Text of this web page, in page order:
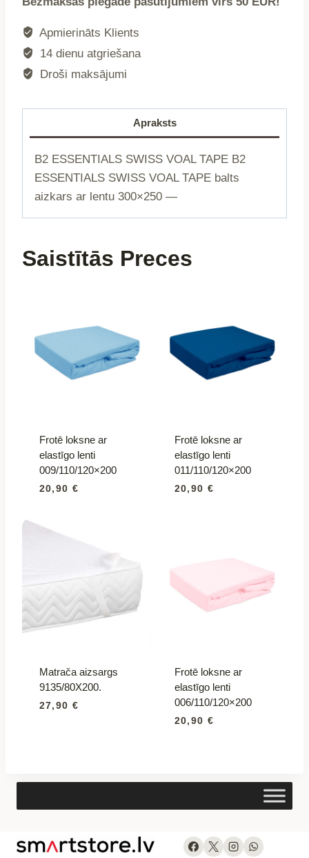
VOAL
TAPE
|
ESSENTIALS
TAPE
|
balts
aizkars
300x250
daudzums
Apmierināts Klients
14 dienu atgriešana
Droši maksājumi
Apraksts
B2 ESSENTIALS SWISS VOAL TAPE B2
ESSENTIALS SWISS VOAL TAPE balts
aizkars ar lentu 300×250 —
Saistītās Preces
Frotē loksne ar
elastīgo lenti
009/110/120×200
20,90 €
Frotē loksne ar
elastīgo lenti
011/110/120×200
20,90 €
Matrača aizsargs
9135/80X200.
27,90 €
Frotē loksne ar
elastīgo lenti
006/110/120×200
20,90 €